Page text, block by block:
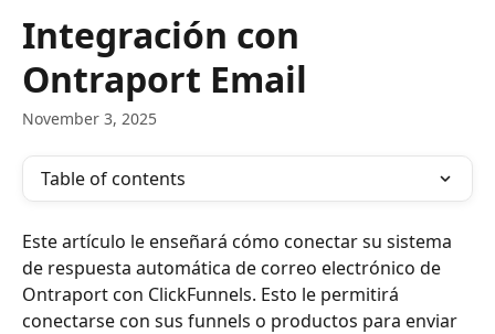
Integración con
Ontraport Email
November 3, 2025
Table of contents
Este artículo le enseñará cómo conectar su sistema
de respuesta automática de correo electrónico de
Ontraport con ClickFunnels. Esto le permitirá
conectarse con sus funnels o productos para enviar